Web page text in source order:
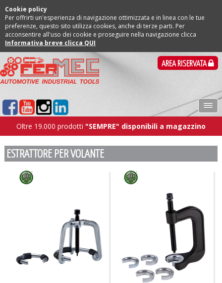
Cookie policy
Per offrirti un'esperienza di navigazione ottimizzata e in linea con le tue
preferenze, questo sito utilizza cookies, anche di terze parti. Per
acconsentire all'uso dei cookie e proseguire nella navigazione clicca
Informativa breve clicca QUI
AREA RISERVATA
Oltre 19.000 prodotti "SEMPRE" disponibili a magazzino
ESTRATTORE PER VOLANTE